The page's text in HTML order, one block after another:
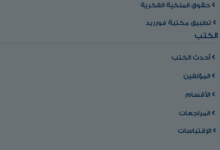
حقوق الملكية الفكرية
تطبيق مكتبة فورريد
الكتب
أحدث الكتب
المؤلفين
الأقسام
المراجعات
الإقتباسات